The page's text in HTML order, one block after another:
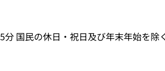
国民の休日・祝日及び年末年始を除く